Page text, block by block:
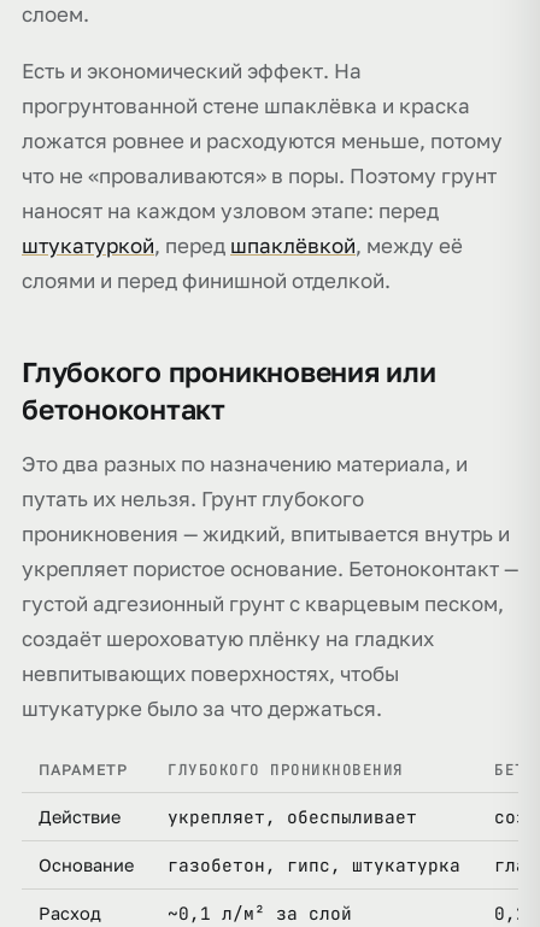
слоем.
Есть и экономический эффект. На
прогрунтованной стене шпаклёвка и краска
ложатся ровнее и расходуются меньше, потому
что не «проваливаются» в поры. Поэтому грунт
наносят на каждом узловом этапе: перед
штукатуркой, перед шпаклёвкой, между её
слоями и перед финишной отделкой.
Глубокого проникновения или
бетоноконтакт
Это два разных по назначению материала, и
путать их нельзя. Грунт глубокого
проникновения — жидкий, впитывается внутрь и
укрепляет пористое основание. Бетоноконтакт —
густой адгезионный грунт с кварцевым песком,
создаёт шероховатую плёнку на гладких
невпитывающих поверхностях, чтобы
штукатурке было за что держаться.
ПАРАМЕТР ГЛУБОКОГО ПРОНИКНОВЕНИЯ
Действие укрепляет, обеспыливает
Основание газобетон, гипс, штукатурка
Расход ~0,1 л/м² за слой